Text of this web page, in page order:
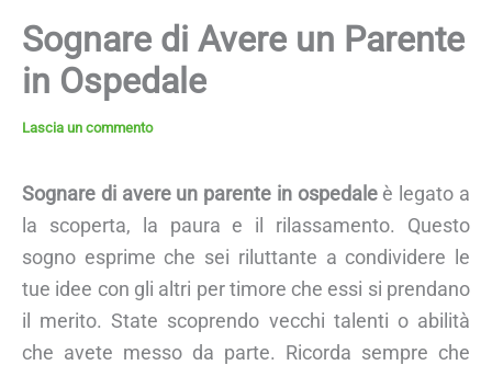
Sognare di Avere un Parente
in Ospedale
Lascia un commento
Sognare di avere un parente in ospedaleè legato a
la scoperta, la paura e il rilassamento. Questo
sogno esprime che sei riluttante a condividere le
tue idee con gli altri per timore che essi si prendano
il merito. State scoprendo vecchi talenti o abilità
che avete messo da parte. Ricorda sempre che